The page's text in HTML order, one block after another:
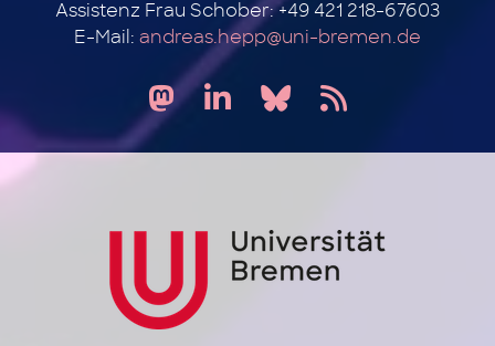
Assistenz Frau Schober: +49 421 218-67603
E-Mail: andreas.hepp@uni-bremen.de